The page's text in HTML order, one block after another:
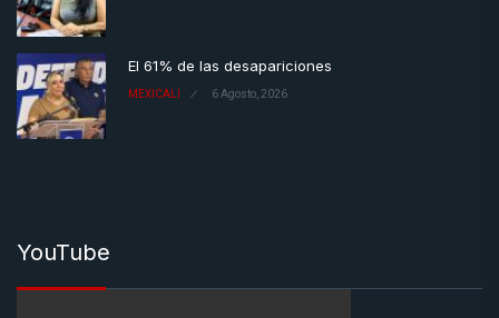
El 61% de las desapariciones
MEXICALI 6 Agosto, 2026
YouTube